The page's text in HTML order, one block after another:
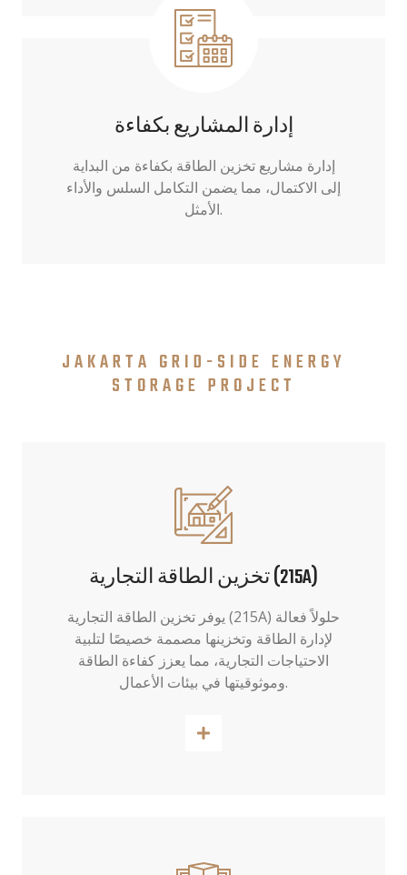
إدارة المشاريع بكفاءة
إدارة مشاريع تخزين الطاقة بكفاءة من البداية
إلى الاكتمال، مما يضمن التكامل السلس والأداء
الأمثل.
JAKARTA GRID-SIDE ENERGY
STORAGE PROJECT
تخزين الطاقة التجارية (215A)
يوفر تخزين الطاقة التجارية (215A) حلولاً فعالة
لإدارة الطاقة وتخزينها مصممة خصيصًا لتلبية
الاحتياجات التجارية، مما يعزز كفاءة الطاقة
وموثوقيتها في بيئات الأعمال.